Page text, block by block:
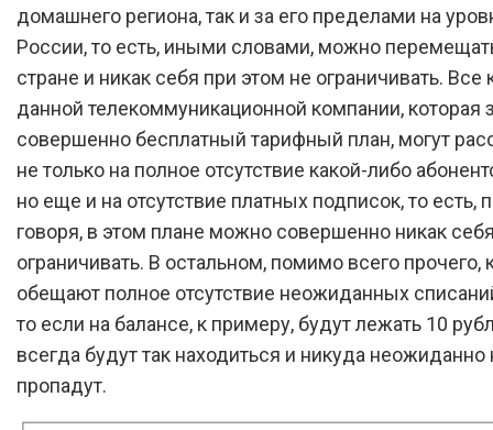
домашнего региона, так и за его пределами на
России, то есть, иными словами, можно
стране и никак себя при этом не ограничивать. Все
данной телекоммуникационной компании, которая
совершенно бесплатный тарифный план, могут
не только на полное отсутствие какой-либо
но еще и на отсутствие платных подписок, то есть,
говоря, в этом плане можно совершенно никак
ограничивать. В остальном, помимо всего прочего,
обещают полное отсутствие неожиданных
то если на балансе, к примеру, будут лежать 10
всегда будут так находиться и никуда неожиданно
пропадут.